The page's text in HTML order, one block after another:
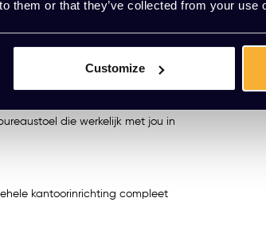
them or that they’ve collected from your use
Customize
consistent voor verkoeling zorgt. Blijf
zich ophoopt, ongeacht de duur
bewustzijn; je werkt niet
en completeert je werkplek met
en kwaliteit die synoniem staan voor
die werkelijk met jou in
kantoorinrichting compleet